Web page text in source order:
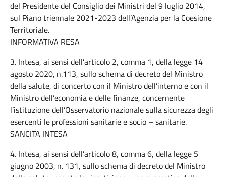
del Presidente del Consiglio dei Ministri del 9 luglio 2014,
sul Piano triennale 2021-2023 dell’Agenzia per la Coesione
Territoriale.
INFORMATIVA RESA
3. Intesa, ai sensi dell’articolo 2, comma 1, della legge 14
agosto 2020, n.113, sullo schema di decreto del Ministro
della salute, di concerto con il Ministro dell’interno e con il
Ministro dell’economia e delle finanze, concernente
l’istituzione dell’Osservatorio nazionale sulla sicurezza degli
esercenti le professioni sanitarie e socio – sanitarie.
SANCITA INTESA
4. Intesa, ai sensi dell’articolo 8, comma 6, della legge 5
giugno 2003, n. 131, sullo schema di decreto del Ministro